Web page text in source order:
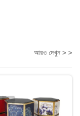
আরও দেখুন > >